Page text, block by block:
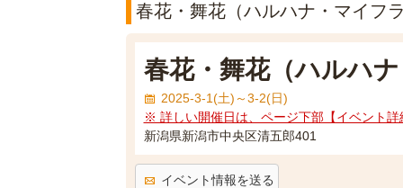
春花・舞花（ハルハナ・マイフ
春花・舞花（ハルハナ
2025-3-1(土)～3-2(日)
※ 詳しい開催日は、ページ下部【イベント詳
新潟県新潟市中央区清五郎401
イベント情報を送る